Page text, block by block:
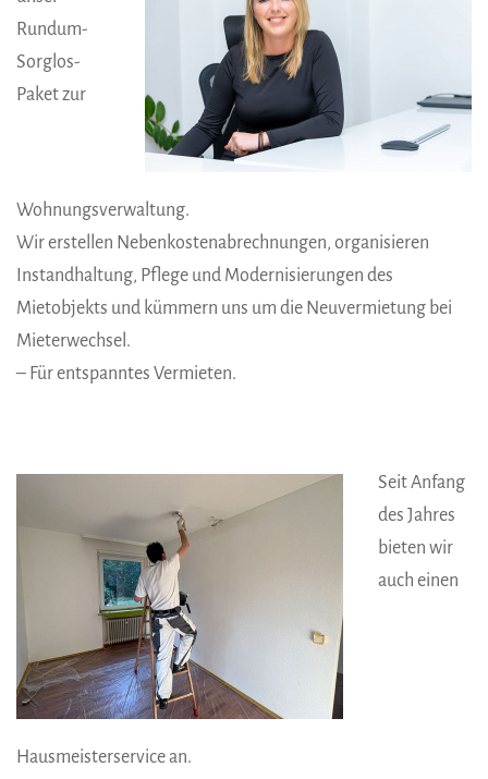
Rundum-
Sorglos-
Paket zur
Wohnungsverwaltung.
Wir erstellen Nebenkostenabrechnungen, organisieren
Instandhaltung, Pflege und Modernisierungen des
Mietobjekts und kümmern uns um die Neuvermietung bei
Mieterwechsel.
– Für entspanntes Vermieten.
Seit Anfang
des Jahres
bieten wir
auch einen
Hausmeisterservice an.